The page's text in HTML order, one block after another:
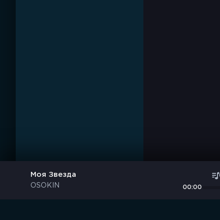
Моя Звезда
OSOKIN 00:00